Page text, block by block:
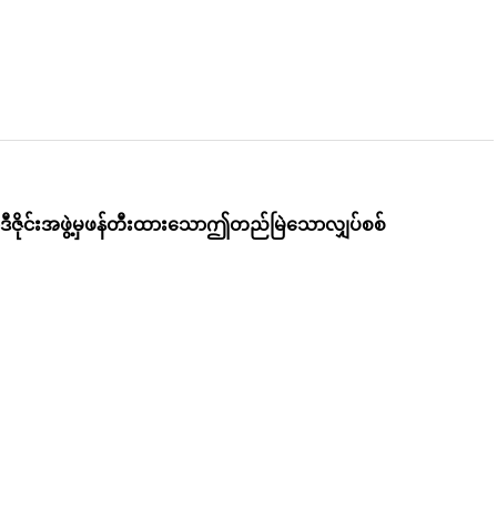
ာဒီဇိုင်းအဖွဲ့မှဖန်တီးထားသောဤတည်မြဲသောလျှပ်စစ်